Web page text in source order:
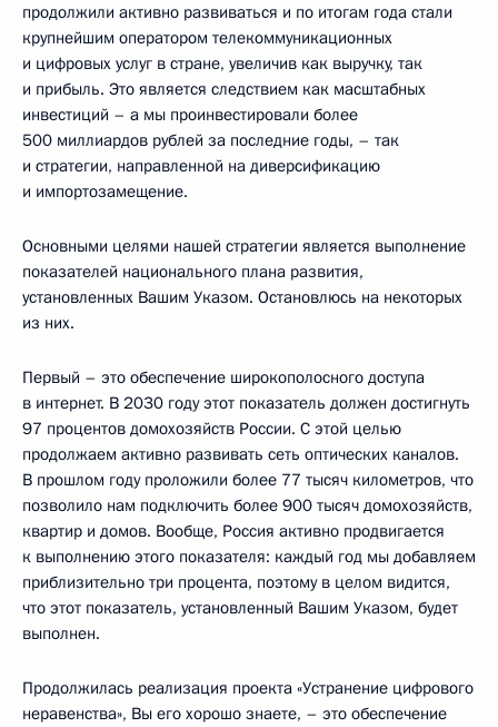
продолжили активно развиваться и по итогам года стали
крупнейшим оператором телекоммуникационных
и цифровых услуг в стране, увеличив как выручку, так
и прибыль. Это является следствием как масштабных
инвестиций – а мы проинвестировали более
500 миллиардов рублей за последние годы, – так
и стратегии, направленной на диверсификацию
и импортозамещение.
Основными целями нашей стратегии является выполнение
показателей национального плана развития,
установленных Вашим Указом. Остановлюсь на некоторых
из них.
Первый – это обеспечение широкополосного доступа
в интернет. В 2030 году этот показатель должен достигнуть
97 процентов домохозяйств России. С этой целью
продолжаем активно развивать сеть оптических каналов.
В прошлом году проложили более 77 тысяч километров, что
позволило нам подключить более 900 тысяч домохозяйств,
квартир и домов. Вообще, Россия активно продвигается
к выполнению этого показателя: каждый год мы добавляем
приблизительно три процента, поэтому в целом видится,
что этот показатель, установленный Вашим Указом, будет
выполнен.
Продолжилась реализация проекта «Устранение цифрового
неравенства», Вы его хорошо знаете, – это обеспечение